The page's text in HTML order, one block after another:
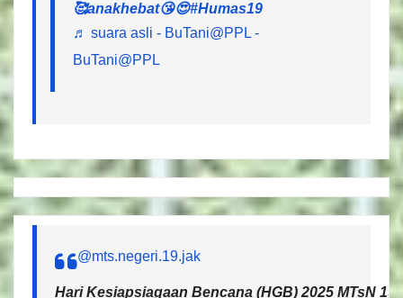
🥰anakhebat😘😍#Humas19
♬ suara asli - BuTani@PPL -
BuTani@PPL
@mts.negeri.19.jak
Hari Kesiapsiagaan Bencana (HGB) 2025 MTsN